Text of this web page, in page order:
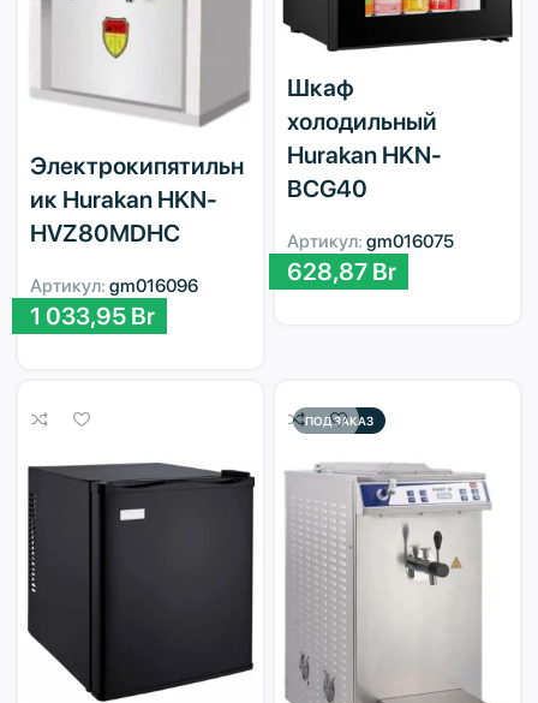
Электрокипятильн
ик Hurakan HKN-
HVZ80MDHC
Артикул: gm016096
1 033,95 Br
Шкаф
холодильный
Hurakan HKN-
BCG40
Артикул: gm016075
628,87 Br
ПОД ЗАКАЗ